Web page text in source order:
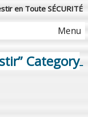
en Toute SÉCURITÉ
Menu
Category